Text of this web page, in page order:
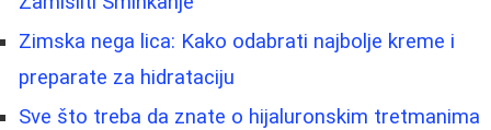
Zimska nega lica: Kako odabrati najbolje kreme i
preparate za hidrataciju
Sve što treba da znate o hijaluronskim tretmanima